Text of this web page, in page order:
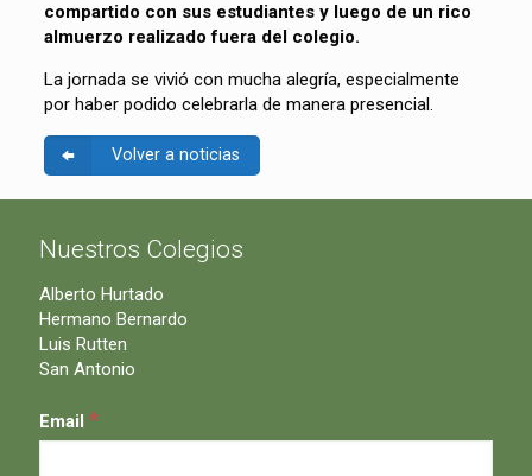
compartido con sus estudiantes y luego de un rico
almuerzo realizado fuera del colegio.
La jornada se vivió con mucha alegría, especialmente
por haber podido celebrarla de manera presencial.
Volver a noticias
Nuestros Colegios
Alberto Hurtado
Hermano Bernardo
Luis Rutten
San Antonio
Email *